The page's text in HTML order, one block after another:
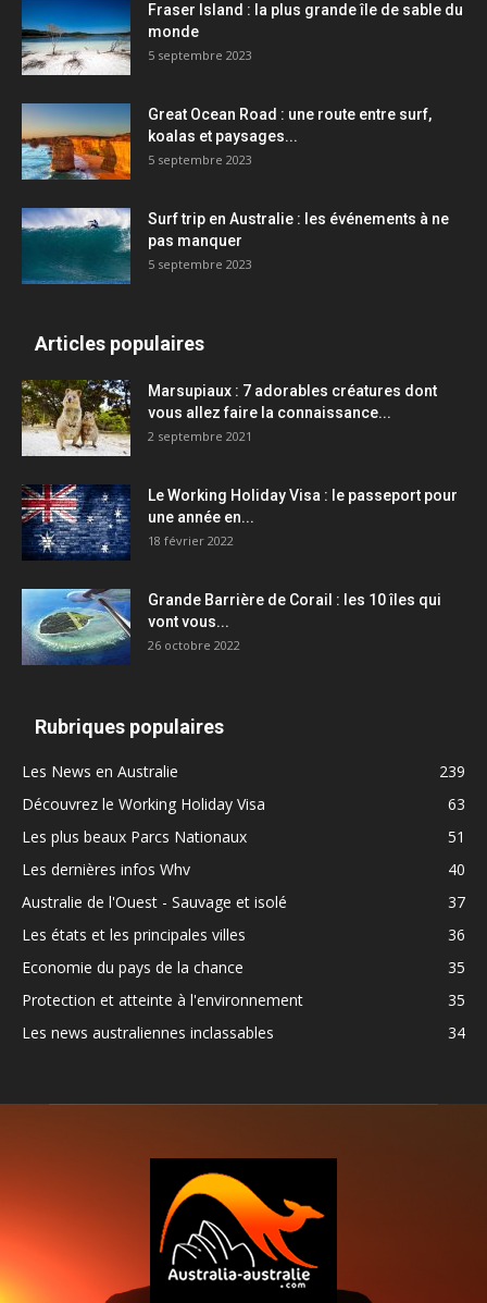
Fraser Island : la plus grande île de sable du
monde
5 septembre 2023
Great Ocean Road : une route entre surf,
koalas et paysages...
5 septembre 2023
Surf trip en Australie : les événements à ne
pas manquer
5 septembre 2023
Articles populaires
Marsupiaux : 7 adorables créatures dont
vous allez faire la connaissance...
2 septembre 2021
Le Working Holiday Visa : le passeport pour
une année en...
18 février 2022
Grande Barrière de Corail : les 10 îles qui
vont vous...
26 octobre 2022
Rubriques populaires
Les News en Australie
239
Découvrez le Working Holiday Visa
63
Les plus beaux Parcs Nationaux
51
Les dernières infos Whv
40
Australie de l'Ouest - Sauvage et isolé
37
Les états et les principales villes
36
Economie du pays de la chance
35
Protection et atteinte à l'environnement
35
Les news australiennes inclassables
34